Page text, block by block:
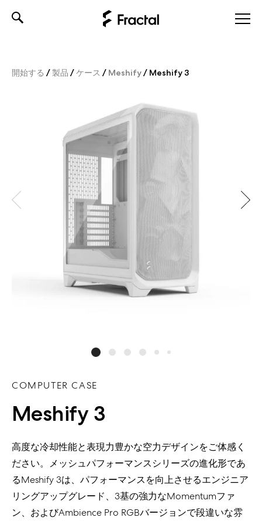
開始する /製品 /ケース / Meshify/ Meshify 3
COMPUTER CASE
Meshify 3
高度な冷却性能と表現力豊かな空力デザインをご体感く
ださい。メッシュパフォーマンスシリーズの進化形であ
るMeshify3は、 パフォーマンスを向上させるエンジニア
リングアップグレード、 3基の強力なMomentumファ
ン、およびAmbience Pro RGBバージョンで段違いな雰